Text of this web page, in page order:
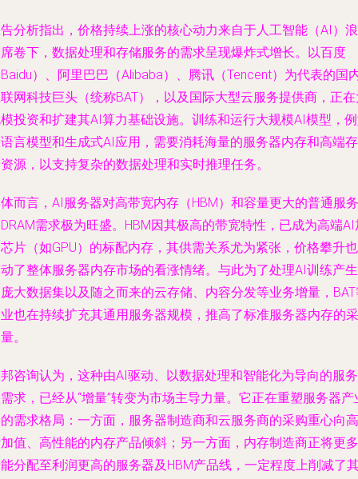
分析指出，价格持续上涨的核心动力来自于人工智能（AI）浪
卷下，数据处理和存储服务的需求呈现爆炸式增长。以百度
）、阿里巴巴（Alibaba）、腾讯（Tencent）为代表的国
网科技巨头（统称BAT），以及国际大型云服务提供商，正
投资和扩建其AI算力基础设施。训练和运行大规模AI模型，
言模型和生成式AI应用，需要消耗海量的服务器内存和高端存
源，以支持复杂的数据处理和实时推理任务。
而言，AI服务器对高带宽内存（HBM）和容量更大的普通服务
需求极为旺盛。HBM因其极高的带宽特性，已成为高端AI
片（如GPU）的标配内存，其供需关系尤为紧张，价格攀升也
了整体服务器内存市场的看涨情绪。与此为了处理AI训练产生
大数据集以及随之而来的云存储、内容分发等业务增量，
也在持续扩充其通用服务器规模，推高了标准服务器内存的采
。
咨询认为，这种由AI驱动、以数据处理和智能化为导向的服务
求，已经从“增量”转变为市场主导力量。它正在重塑服务器产
需求格局：一方面，服务器制造商和云服务商的采购重心向高
值、高性能的内存产品倾斜；另一方面，内存制造商正将更多
分配至利润更高的服务器及HBM产品线，一定程度上削减了